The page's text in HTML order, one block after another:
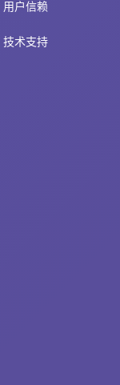
用户信赖
技术支持